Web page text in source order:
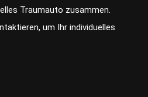
Traumauto zusammen.
um Ihr individuelles